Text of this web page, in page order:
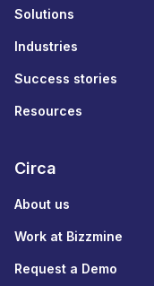
Solutions
Industries
Success stories
Resources
Circa
About us
Work at Bizzmine
Request a Demo